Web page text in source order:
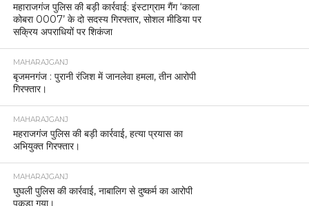
महाराजगंज पुलिस की बड़ी कार्रवाई: इंस्टाग्राम गैंग ‘काला
कोबरा 0007’ के दो सदस्य गिरफ्तार, सोशल मीडिया पर
सक्रिय अपराधियों पर शिकंजा
MAHARAJGANJ
बृजमनगंज : पुरानी रंजिश में जानलेवा हमला, तीन आरोपी
गिरफ्तार।
MAHARAJGANJ
महराजगंज पुलिस की बड़ी कार्रवाई, हत्या प्रयास का
अभियुक्त गिरफ्तार।
MAHARAJGANJ
घुघली पुलिस की कार्रवाई, नाबालिग से दुष्कर्म का आरोपी